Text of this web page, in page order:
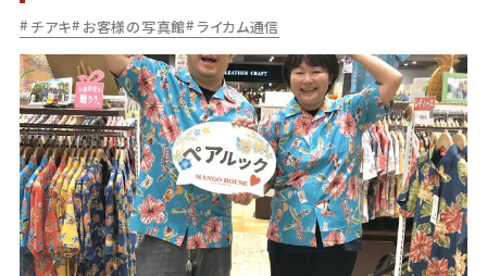
チアキ お客様の写真館 ライカム通信